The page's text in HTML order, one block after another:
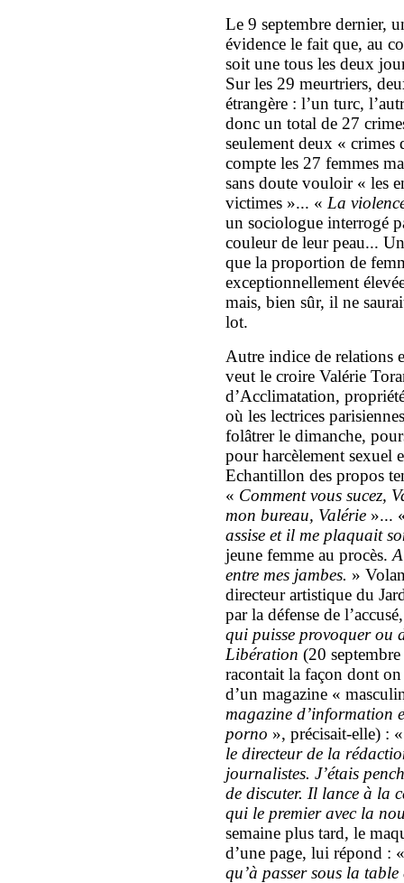
Le 9 septembre dernier,
évidence le fait que, au
soit une tous les deux
Sur les 29 meurtriers,
étrangère : l’un turc,
donc un total de 27
seulement deux «
compte les 27 femmes
sans doute vouloir « les
victimes »... « La
un sociologue interrogé
couleur de leur peau...
que la proportion de
exceptionnellement
mais, bien sûr, il ne
lot.
Autre indice de relations
veut le croire Valérie
d’Acclimatation,
où les lectrices
folâtrer le dimanche,
pour harcèlement sexuel
Echantillon des propos
« Comment vous sucez,
mon bureau, Valérie »...
assise et il me plaquait
jeune femme au procès.
entre mes jambes. »
directeur artistique du
par la défense de
qui puisse provoquer ou
Libération (20
racontait la façon dont
d’un magazine «
magazine d’information
porno », précisait-elle) :
le directeur de la
journalistes. J’étais
de discuter. Il lance à la
qui le premier avec la
semaine plus tard, le
d’une page, lui répond :
qu’à passer sous la